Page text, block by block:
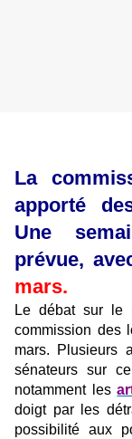
La
apporté
Une
prévue,
mars.
Le débat sur le
commission des
mars. Plusieurs
sénateurs sur
notamment les
doigt par les
possibilité aux